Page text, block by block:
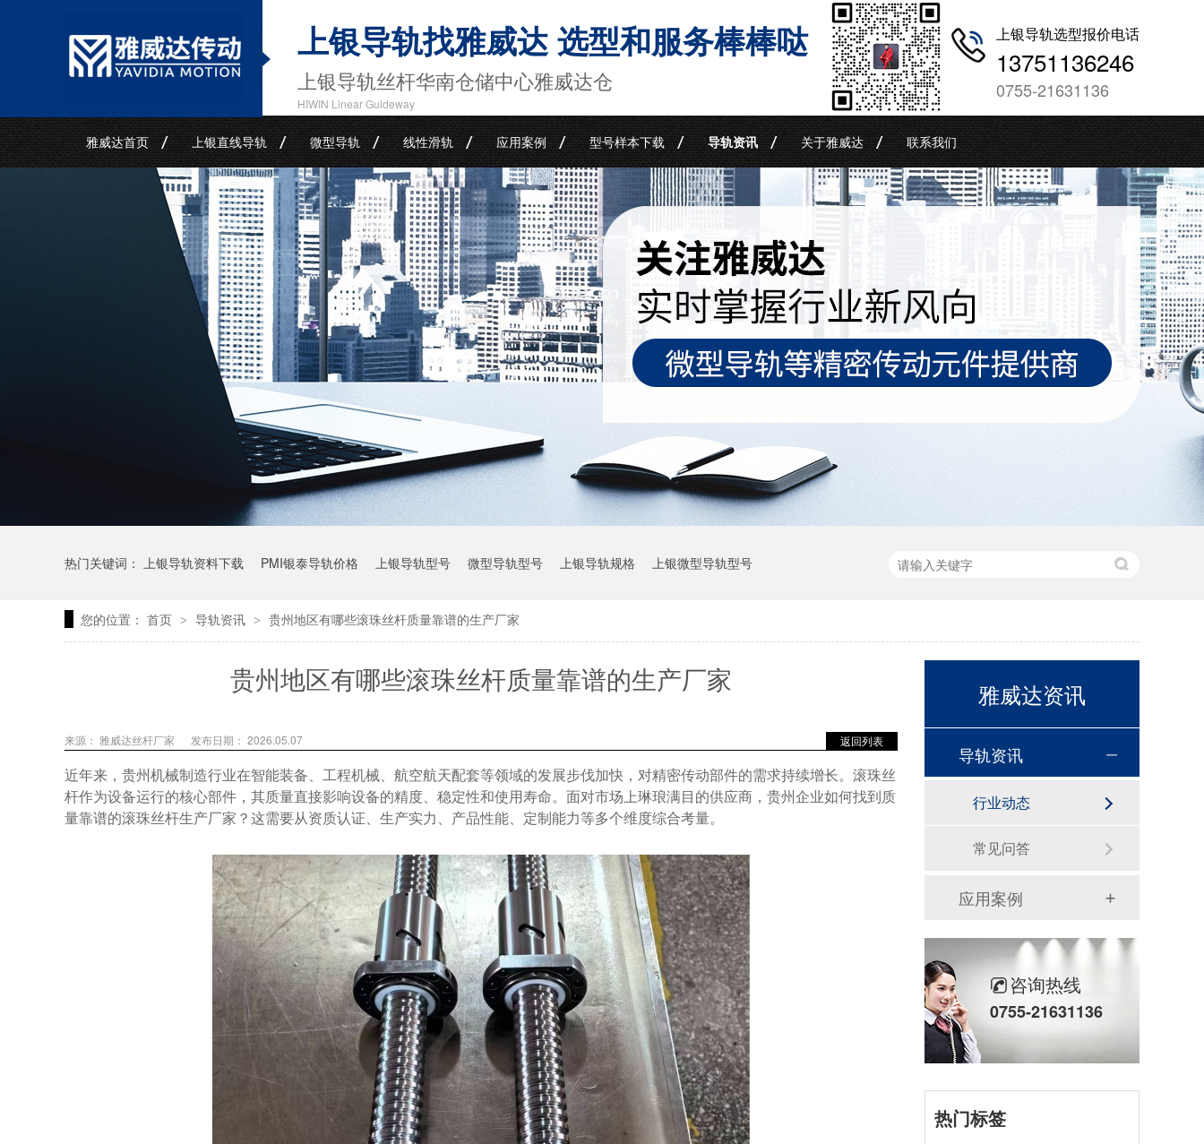
上银导轨找雅威达 选型和服务棒棒哒
上银导轨丝杆华南仓储中心雅威达仓
HIWIN Linear Guideway
上银导轨选型报价电话
13751136246
0755-21631136
雅威达首页 上银直线导轨 微型导轨 线性滑轨 应用案例 型号样本下载 导轨资讯 关于雅威达 联系我们
热门关键词： 上银导轨资料下载 PMI银泰导轨价格 上银导轨型号 微型导轨型号 上银导轨规格 上银微型导轨型号
您的位置： 首页 > 导轨资讯 > 贵州地区有哪些滚珠丝杆质量靠谱的生产厂家
贵州地区有哪些滚珠丝杆质量靠谱的生产厂家
返回列表
来源： 雅威达丝杆厂家 发布日期： 2026.05.07
近年来，贵州机械制造行业在智能装备、工程机械、航空航天配套等领域的发展步伐加快，对精密传动部件的需求持续增长。滚珠丝
杆作为设备运行的核心部件，其质量直接影响设备的精度、稳定性和使用寿命。面对市场上琳琅满目的供应商，贵州企业如何找到质
量靠谱的滚珠丝杆生产厂家？这需要从资质认证、生产实力、产品性能、定制能力等多个维度综合考量。
雅威达资讯
导轨资讯
行业动态
常见问答
应用案例
咨询热线
0755-21631136
热门标签